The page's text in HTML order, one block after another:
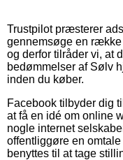
Trustpilot præsterer
gennemsøge en
og derfor tilråder vi, at
bedømmelser af Sølv
inden du køber.
Facebook tilbyder dig
at få en idé om online
nogle internet
offentliggøre en
benyttes til at tage